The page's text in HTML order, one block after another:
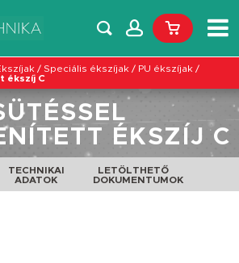
/ Speciális ékszíjak / PU ékszíjak /
ékszíj C
ÉKSZÍJ C
TECHNIKAI
ADATOK
LETÖLTHETŐ
DOKUMENTUMOK